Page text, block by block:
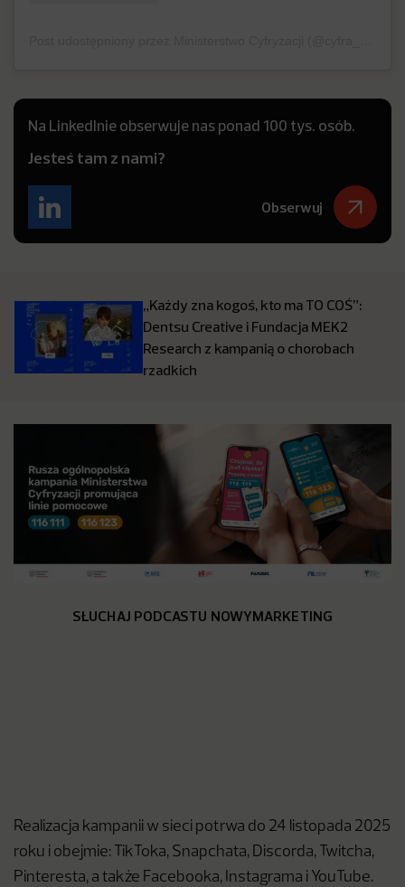
Na LinkedInie obserwuje nas ponad 100 tys. osób.
Jesteś tam z nami?
Obserwuj
„Każdy zna kogoś, kto ma TO COŚ”:
Dentsu Creative i Fundacja MEK2
Research z kampanią o chorobach
rzadkich
SŁUCHAJ PODCASTU NOWYMARKETING
Realizacja kampanii w sieci potrwa do 24 listopada 2025
roku i obejmie: TikToka, Snapchata, Discorda, Twitcha,
Pinteresta, a także Facebooka, Instagrama i YouTube.